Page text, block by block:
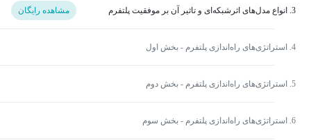
مشاهده رایگان